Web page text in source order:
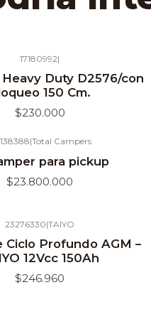
17180992|
Heavy Duty D2576/con
150 Cm.
$230.000
|Total Campers
para pickup
$23.800.000
23276330|TAIYO
Ciclo Profundo AGM –
12Vcc 150Ah
$246.960